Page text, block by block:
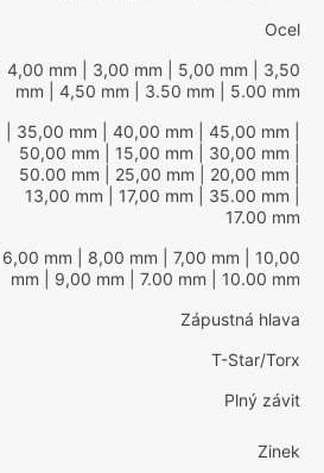
Ocel
| 4,00 mm | 3,00 mm | 5,00 mm | 3,50
mm | 4,50 mm | 3.50 mm | 5.00 mm
| 35,00 mm | 40,00 mm | 45,00 mm
50,00 mm | 15,00 mm | 30,00 mm
50.00 mm | 25,00 mm | 20,00 mm
13,00 mm | 17,00 mm | 35.00 mm
17.00 mm
| 6,00 mm | 8,00 mm | 7,00 mm | 10,00
mm | 9,00 mm | 7.00 mm | 10.00 mm
Zápustná hlava
T-Star/Torx
Plný závit
Zinek